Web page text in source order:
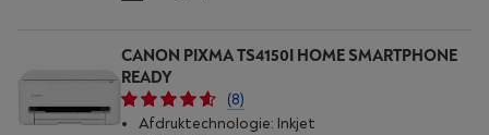
CANON PIXMA TS4150I HOME SMARTPHONE
READY
(8)
Afdruktechnologie: Inkjet